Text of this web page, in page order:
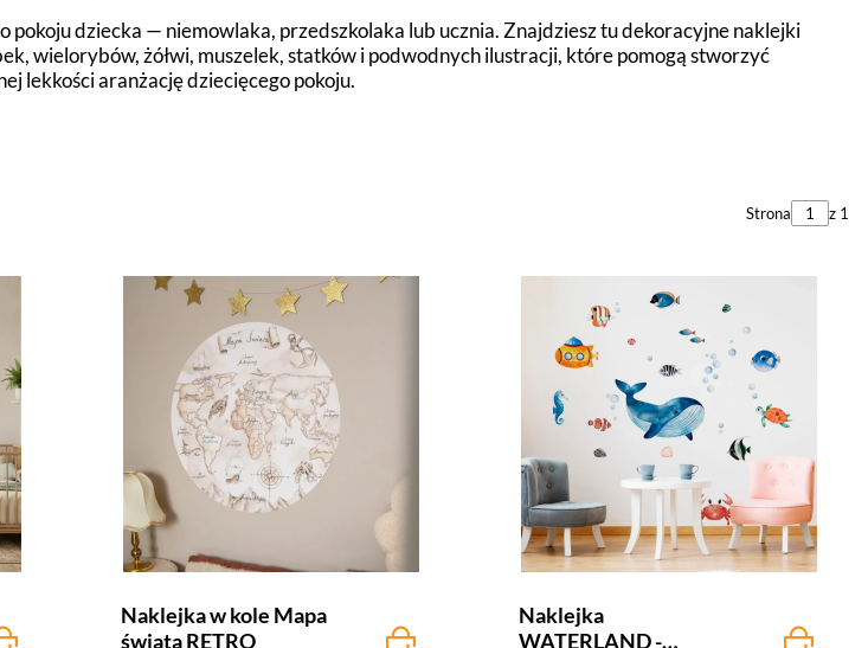
pokoju dziecka — niemowlaka, przedszkolaka lub ucznia. Znajdziesz tu dekoracyjne naklejki
wielorybów, żółwi, muszelek, statków i podwodnych ilustracji, które pomogą stworzyć
lekkości aranżację dziecięcego pokoju.
Strona z 1
Naklejka w kole Mapa
świata RETRO
Naklejka
WATERLAND -